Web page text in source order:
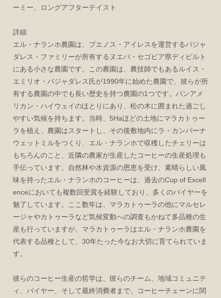
ーミー、ロングアフターテイスト
詳細
エル・ナランホ農園は、ブエノス・アイレスを運営するバジャ
ダレス・ファミリーが所有するヌエバ・セゴビア県ディピルト
にある小さな農園です。この農園は、農技師でもあるルイス・
エミリオ・バジャダレス氏が1990年に始めた農園で、彼らが所
有する農園の中でも長い歴史を持つ農園の1つです。パンアメ
リカン・ハイウェイのほとりにあり、松の木に囲まれた過ごし
やすい気候を持ちます。当時、5Haほどの土地にマラカトゥー
ラを植え、農園はスタートし、その後敷地内にラ・カンパーナ
ウェットミルをつくり、エル・ナランホで収穫したチェリーは
もちろんのこと、近隣の農家が生産したコーヒーの生産処理も
手伝っています。自然林や水資源の恩恵を受け、素晴らしい風
味を持ったエル・ナランホのコーヒーは、過去のCup of Excell
enceにおいても複数回受賞を経験しており、多くのバイヤーを
魅了しています。ここ数年は、マラカトゥーラの他にマルセレ
ージャやカトゥーラなど気候変動への調査もかねて多品種の生
産も行っていますが、マラカトゥーラはエル・ナランホ農園を
代表する品種として、30年たった今なお大切に育てられていま
す。
彼らのコーヒー生産の哲学は、彼らのチーム、地域コミュニテ
ィ、バイヤー、そして最終消費者まで、コーヒーチェーンに関